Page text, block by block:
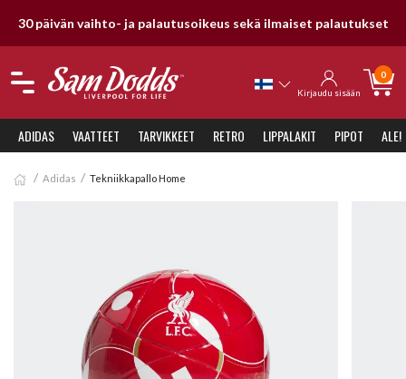
30 päivän vaihto- ja palautusoikeus sekä ilmaiset palautukset
Kirjaudu sisään
0
ADIDAS VAATTEET TARVIKKEET RETRO LIPPALAKIT PIPOT ALE!
Adidas Tekniikkapallo Home